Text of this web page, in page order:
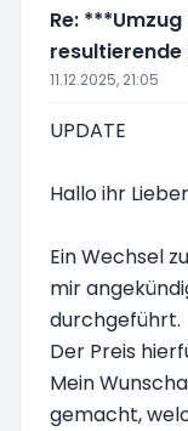
Re:
11.12.2025, 21:05
UPDATE
Hallo ihr
Ein Wechsel
mir
durchgeführt.
Der Preis
Mein
gemacht,